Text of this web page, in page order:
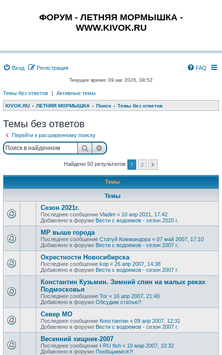
ФОРУМ - ЛЕТНЯЯ МОРМЫШКА -
WWW.KIVOK.RU
Вход Регистрация FAQ
Текущее время: 09 авг 2026, 08:52
Темы без ответов | Активные темы
KIVOK.RU ЛЕТНЯЯ МОРМЫШКА Поиск Темы без ответов
Темы без ответов
Перейти к расширенному поиску
ПоискРасширенный поиск
Найдено 50 результатов 1 2
Темы
Темы
Сезон 2021г.
Последнее сообщение Vladim « 10 апр 2021, 17:42
Добавлено в форуме Вести с водоемов - сезон 2020 г.
МР выше города
Последнее сообщение Статуй Коммандора « 07 май 2007, 17:10
Добавлено в форуме Вести с водоемов - сезон 2007 г.
Окрестности Новосибирска
Последнее сообщение kop « 26 апр 2007, 14:38
Добавлено в форуме Вести с водоемов - сезон 2007 г.
Константин Кузьмин. Зимний спин на малых реках
Подмосковья
Последнее сообщение Tor « 16 апр 2007, 21:40
Добавлено в форуме Обсудим статью?
Север МО
Последнее сообщение Константин « 09 апр 2007, 12:31
Добавлено в форуме Вести с водоемов - сезон 2007 г.
Весенний хищник-2007
Последнее сообщение I-RU fish « 19 мар 2007, 10:32
Добавлено в форуме Пообщаемся?!